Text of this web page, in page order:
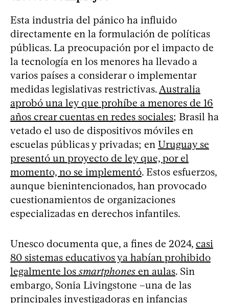
Esta industria del pánico ha influido
directamente en la formulación de políticas
públicas. La preocupación por el impacto de
la tecnología en los menores ha llevado a
varios países a considerar o implementar
medidas legislativas restrictivas. Australia
aprobó una ley que prohíbe a menores de 16
años crear cuentas en redes sociales; Brasil ha
vetado el uso de dispositivos móviles en
escuelas públicas y privadas; en Uruguay se
presentó un proyecto de ley que, por el
momento, no se implementó. Estos esfuerzos,
aunque bienintencionados, han provocado
cuestionamientos de organizaciones
especializadas en derechos infantiles.
Unesco documenta que, a fines de 2024, casi
80 sistemas educativos ya habían prohibido
legalmente los smartphones en aulas. Sin
embargo, Sonia Livingstone –una de las
principales investigadoras en infancias